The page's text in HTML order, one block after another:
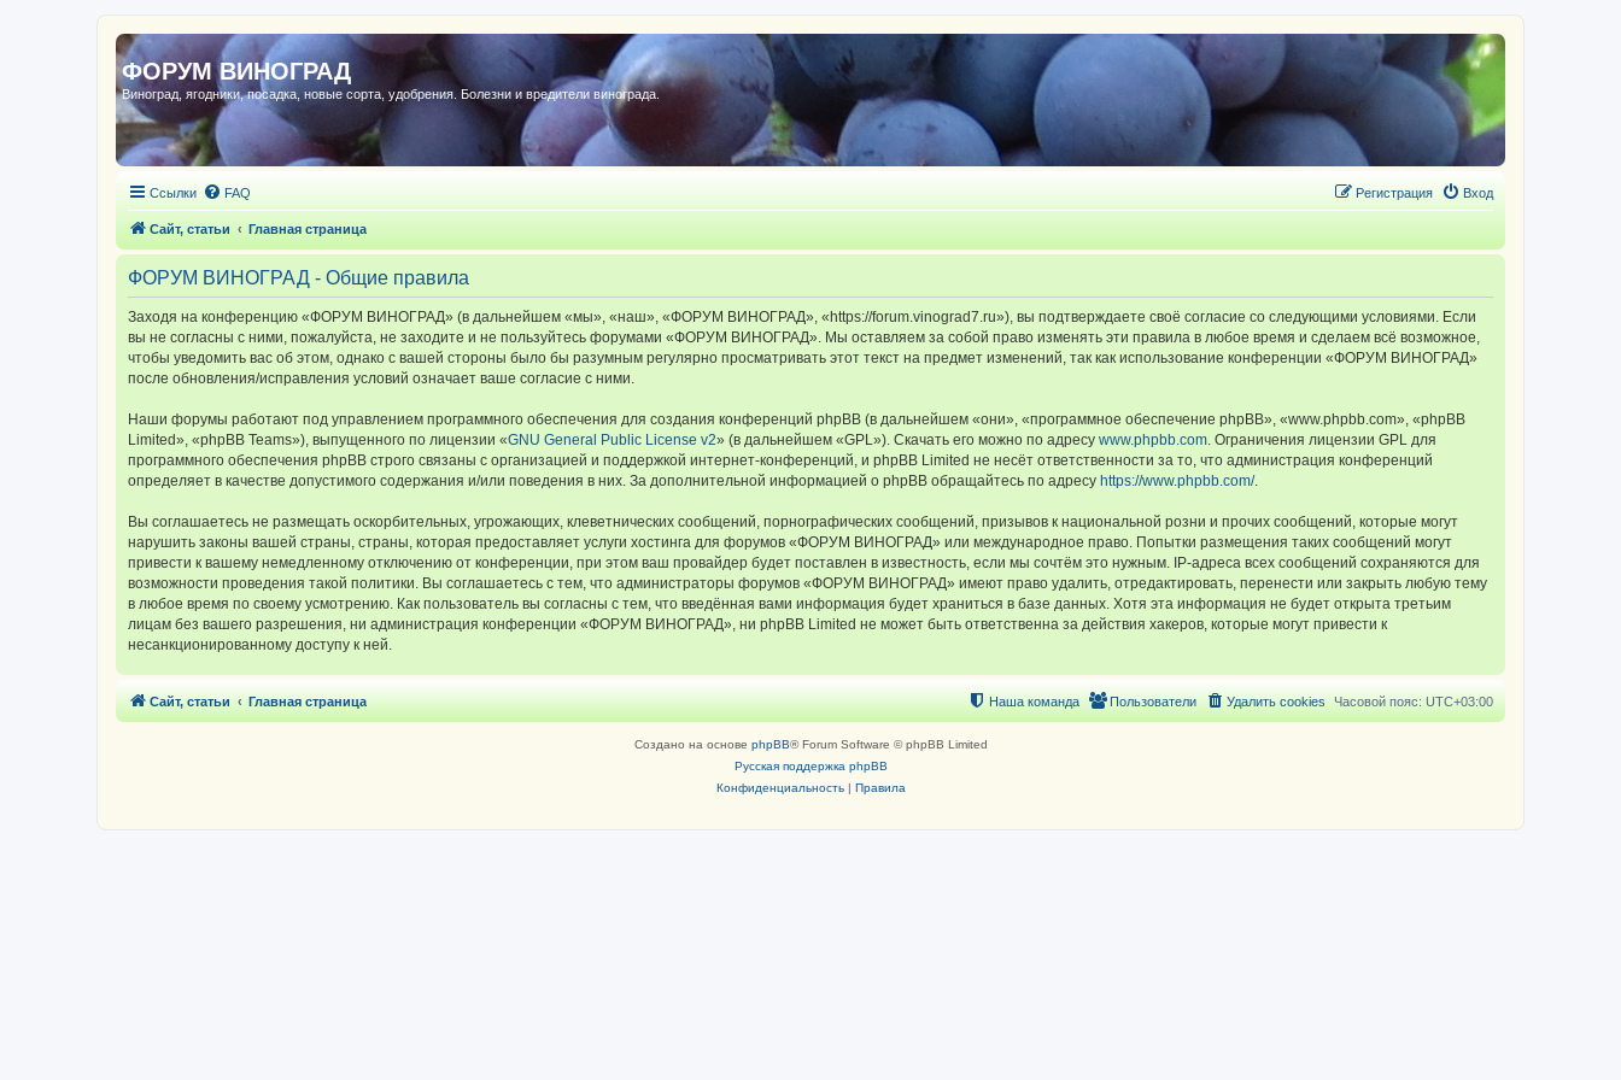
ФОРУМ ВИНОГРАД
Виноград, ягодники, посадка, новые сорта, удобрения. Болезни и вредители винограда.
Ссылки FAQ Вход
Регистрация
Сайт, статьи Главная страница
ФОРУМ ВИНОГРАД - Общие правила
Заходя на конференцию «ФОРУМ ВИНОГРАД» (в дальнейшем «мы», «наш», «ФОРУМ ВИНОГРАД», «https://forum.vinograd7.ru»), вы подтверждаете своё согласие со следующими условиями. Если
вы не согласны с ними, пожалуйста, не заходите и не пользуйтесь форумами «ФОРУМ ВИНОГРАД». Мы оставляем за собой право изменять эти правила в любое время и сделаем всё возможное,
чтобы уведомить вас об этом, однако с вашей стороны было бы разумным регулярно просматривать этот текст на предмет изменений, так как использование конференции «ФОРУМ ВИНОГРАД»
после обновления/исправления условий означает ваше согласие с ними.
Наши форумы работают под управлением программного обеспечения для создания конференций phpBB (в дальнейшем «они», «программное обеспечение phpBB», «www.phpbb.com», «phpBB
Limited», «phpBB Teams»), выпущенного по лицензии «GNU General Public License v2» (в дальнейшем «GPL»). Скачать его можно по адресу www.phpbb.com. Ограничения лицензии GPL для
программного обеспечения phpBB строго связаны с организацией и поддержкой интернет-конференций, и phpBB Limited не несёт ответственности за то, что администрация конференций
определяет в качестве допустимого содержания и/или поведения в них. За дополнительной информацией о phpBB обращайтесь по адресу https://www.phpbb.com/.
Вы соглашаетесь не размещать оскорбительных, угрожающих, клеветнических сообщений, порнографических сообщений, призывов к национальной розни и прочих сообщений, которые могут
нарушить законы вашей страны, страны, которая предоставляет услуги хостинга для форумов «ФОРУМ ВИНОГРАД» или международное право. Попытки размещения таких сообщений могут
привести к вашему немедленному отключению от конференции, при этом ваш провайдер будет поставлен в известность, если мы сочтём это нужным. IP-адреса всех сообщений сохраняются для
возможности проведения такой политики. Вы соглашаетесь с тем, что администраторы форумов «ФОРУМ ВИНОГРАД» имеют право удалить, отредактировать, перенести или закрыть любую тему
в любое время по своему усмотрению. Как пользователь вы согласны с тем, что введённая вами информация будет храниться в базе данных. Хотя эта информация не будет открыта третьим
лицам без вашего разрешения, ни администрация конференции «ФОРУМ ВИНОГРАД», ни phpBB Limited не может быть ответственна за действия хакеров, которые могут привести к
несанкционированному доступу к ней.
Сайт, статьи Главная страница Часовой пояс: UTC+03:00
Удалить cookies
Пользователи
Наша команда
Создано на основе phpBB® Forum Software © phpBB Limited
Русская поддержка phpBB
Конфиденциальность| Правила